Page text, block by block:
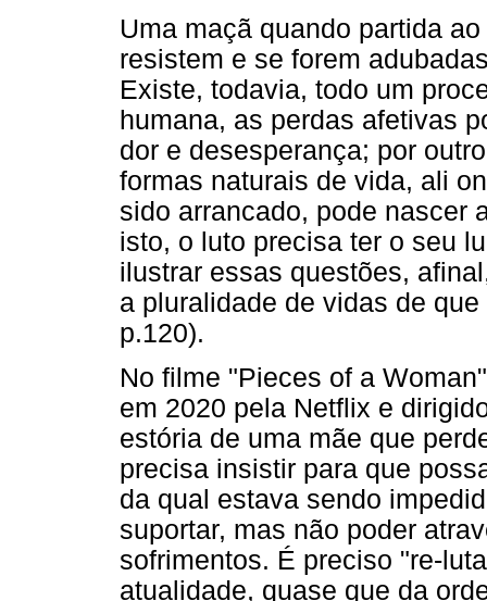
Uma maçã quando partida
resistem e se forem
Existe, todavia, todo um
humana, as perdas afetivas
dor e desesperança; por
formas naturais de vida, ali
sido arrancado, pode nascer
isto, o luto precisa ter o seu
ilustrar essas questões,
a pluralidade de vidas de
p.120).
No filme "Pieces of a
em 2020 pela Netflix e
estória de uma mãe que
precisa insistir para que
da qual estava sendo
suportar, mas não poder
sofrimentos. É preciso "re-
atualidade, quase que da